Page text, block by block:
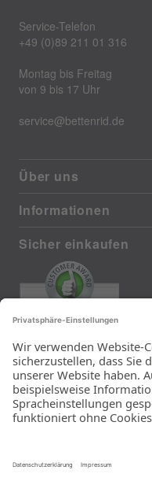
Service-Telefon
+49 (0)89 211 01 316
Montag bis Freitag
von 9 bis 17 Uhr
service@bettenrid.de
Über uns
Informationen
Sicher einkaufen
385 reviews from real customers
(last 12 months)
Total: 11283
Die Auswahl und die
Einfachheit der
Bestellung.